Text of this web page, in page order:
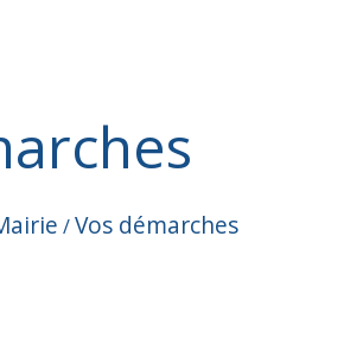
/Vos démarches